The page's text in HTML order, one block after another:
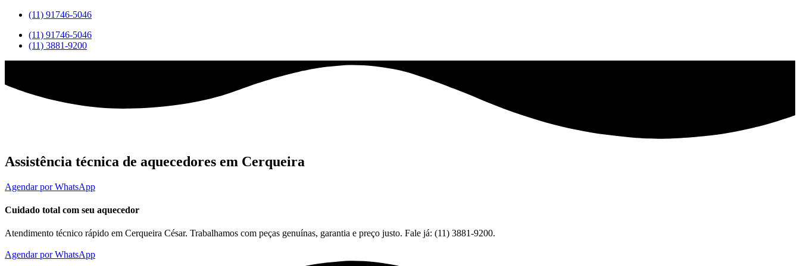
(11) 91746-5046
(11) 91746-5046
(11) 3881-9200
Assistência técnica de aquecedores em Cerqueira
Agendar por WhatsApp
Cuidado total com seu aquecedor
Atendimento técnico rápido em Cerqueira César. Trabalhamos com peças genuínas, garantia e preço justo. Fale já: (11) 3881-9200.
Agendar por WhatsApp